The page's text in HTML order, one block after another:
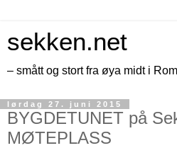
sekken.net
– smått og stort fra øya midt i
lørdag 27. juni 2015
BYGDETUNET på
MØTEPLASS